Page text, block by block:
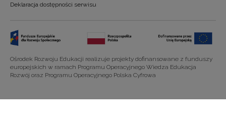
Deklaracja dostępności serwisu
Ośrodek Rozwoju Edukacji realizuje projekty dofinansowane z funduszy
europejskich w ramach Programu Operacyjnego Wiedza Edukacja
Rozwój oraz Programu Operacyjnego Polska Cyfrowa